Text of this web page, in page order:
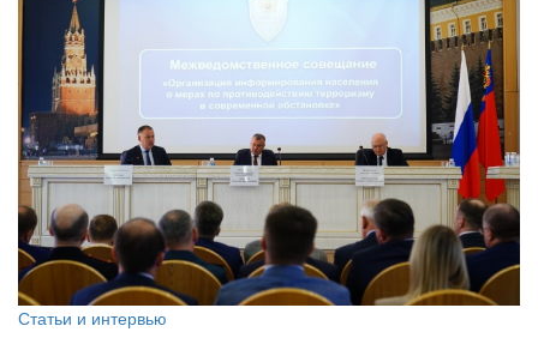
Статьи и интервью